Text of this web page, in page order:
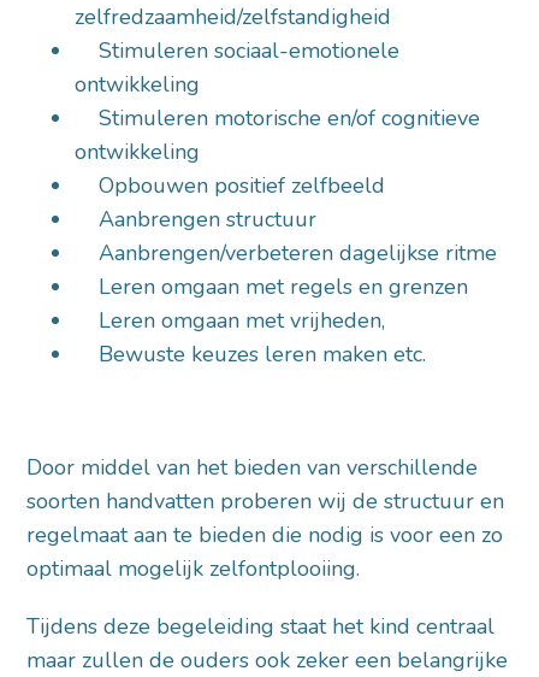
zelfredzaamheid/zelfstandigheid
Stimuleren sociaal-emotionele
ontwikkeling
Stimuleren motorische en/of cognitieve
ontwikkeling
Opbouwen positief zelfbeeld
Aanbrengen structuur
Aanbrengen/verbeteren dagelijkse ritme
Leren omgaan met regels en grenzen
Leren omgaan met vrijheden,
Bewuste keuzes leren maken etc.
Door middel van het bieden van verschillende
soorten handvatten proberen wij de structuur en
regelmaat aan te bieden die nodig is voor een zo
optimaal mogelijk zelfontplooiing.
Tijdens deze begeleiding staat het kind centraal
maar zullen de ouders ook zeker een belangrijke